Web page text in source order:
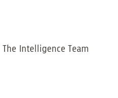
The Intelligence Team